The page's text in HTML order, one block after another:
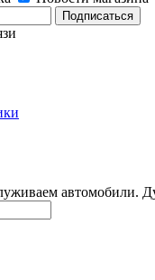
автомобили.